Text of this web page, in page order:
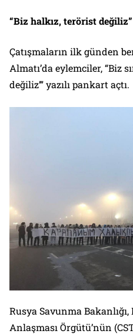
“Biz halkız, terörist değiliz”
Çatışmaların ilk günden
Almatı’da eylemciler, “Biz
değiliz’” yazılı pankart açtı.
Rusya Savunma
Anlaşması Örgütü’nün